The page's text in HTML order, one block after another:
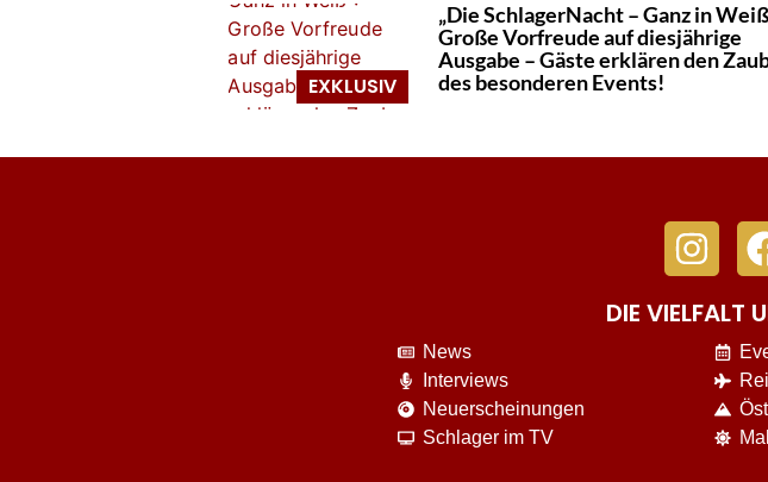
„Die SchlagerNacht – Ganz in
Große Vorfreude auf diesjährige
Ausgabe – Gäste erklären den
des besonderen Events!
DIE VIELFALT
News
Interviews
Neuerscheinungen
Schlager im TV